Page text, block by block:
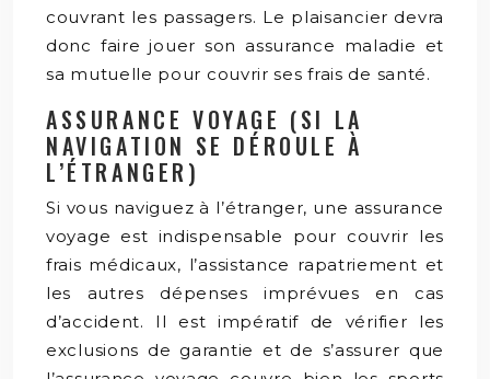
couvrant les passagers. Le plaisancier devra
donc faire jouer son assurance maladie et
sa mutuelle pour couvrir ses frais de santé.
ASSURANCE VOYAGE (SI LA
NAVIGATION SE DÉROULE À
L’ÉTRANGER)
Si vous naviguez à l’étranger, une assurance
voyage est indispensable pour couvrir les
frais médicaux, l’assistance rapatriement et
les autres dépenses imprévues en cas
d’accident. Il est impératif de vérifier les
exclusions de garantie et de s’assurer que